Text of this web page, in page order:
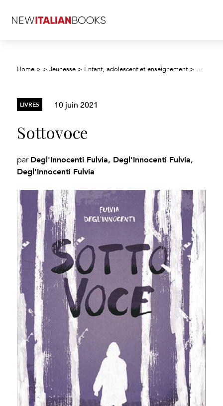
Home > >Jeunesse > Enfant, adolescent et enseignement > Fiction
LIVRES 10 juin 2021
Sottovoce
par Degl'Innocenti Fulvia, Degl'Innocenti Fulvia,
Degl'Innocenti Fulvia